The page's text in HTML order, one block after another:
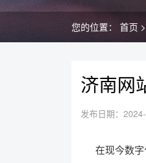
您的位置： 首页 >
济南网
发布日期：
在现今数字